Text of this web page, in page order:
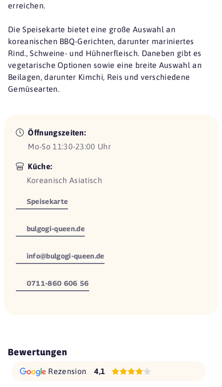
erreichen.
Die Speisekarte bietet eine große Auswahl an
koreanischen BBQ-Gerichten, darunter mariniertes
Rind., Schweine- und Hühnerfleisch. Daneben gibt es
vegetarische Optionen sowie eine breite Auswahl an
Beilagen, darunter Kimchi, Reis und verschiedene
Gemüsearten.
Öffnungszeiten:
Mo-So 11:30-23:00 Uhr
Küche:
Koreanisch Asiatisch
Speisekarte
bulgogi-queen.de
info@bulgogi-queen.de
0711-860 606 56
Bewertungen
Rezension 4,1